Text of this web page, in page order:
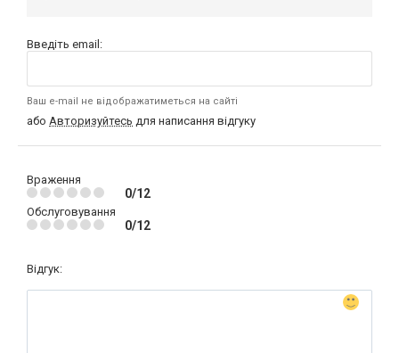
Введіть email:
Ваш e-mail не відображатиметься на сайті
або Авторизуйтесь для написання відгуку
Враження
0/12
Обслуговування
0/12
Відгук: